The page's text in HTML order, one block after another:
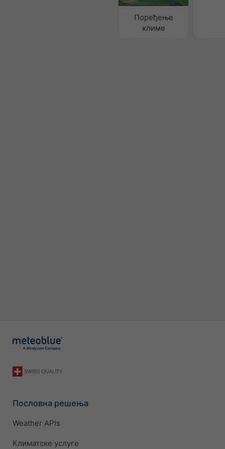
Поређење
климе
Пословна решења
Weather APIs
Климатске услуге